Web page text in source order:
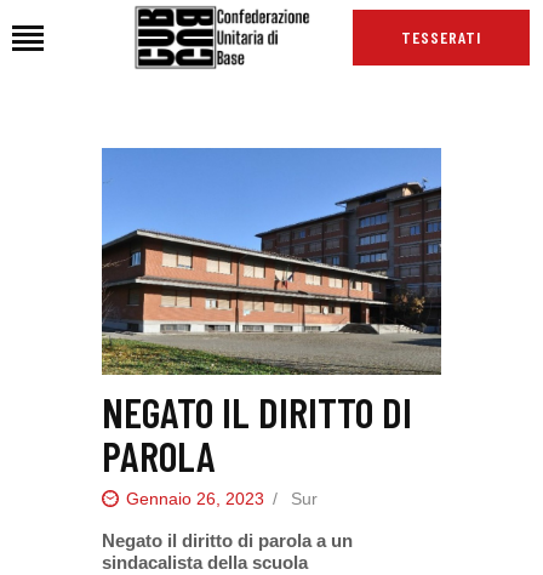
TESSERATI
SEDI
NEWS
PODCAST CUB
TG CUB
INTERNAZIONALE
RASSEGNA STAMPA
NEGATO IL DIRITTO DI
PAROLA
Gennaio 26, 2023 Sur
Negato il diritto di parola a un
sindacalista della scuola